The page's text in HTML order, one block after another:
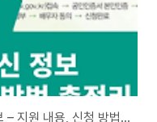
맘편한임신 서비스 2025년 최신 정보 – 지원 내용, 신청 방법 총정리